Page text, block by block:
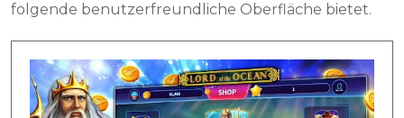
folgende benutzerfreundliche Oberfläche bietet.